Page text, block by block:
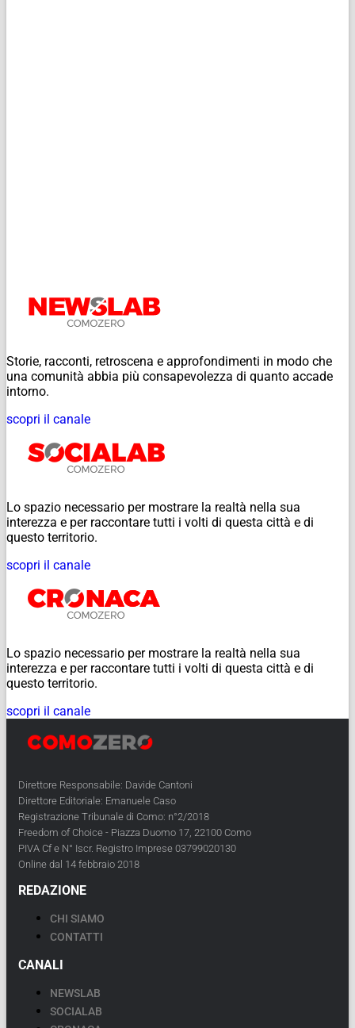
Storie, racconti, retroscena e approfondimenti in modo che
una comunità abbia più consapevolezza di quanto accade
intorno.
scopri il canale
Lo spazio necessario per mostrare la realtà nella sua
interezza e per raccontare tutti i volti di questa città e di
questo territorio.
scopri il canale
Lo spazio necessario per mostrare la realtà nella sua
interezza e per raccontare tutti i volti di questa città e di
questo territorio.
scopri il canale
Direttore Responsabile: Davide Cantoni
Direttore Editoriale: Emanuele Caso
Registrazione Tribunale di Como: n°2/2018
Freedom of Choice - Piazza Duomo 17, 22100 Como
PIVA Cf e N° Iscr. Registro Imprese 03799020130
Online dal 14 febbraio 2018
REDAZIONE
CHI SIAMO
CONTATTI
CANALI
NEWSLAB
SOCIALAB